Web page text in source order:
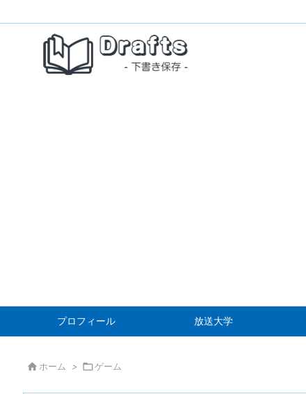
プロフィール 放送大学
 ホーム > ゲーム